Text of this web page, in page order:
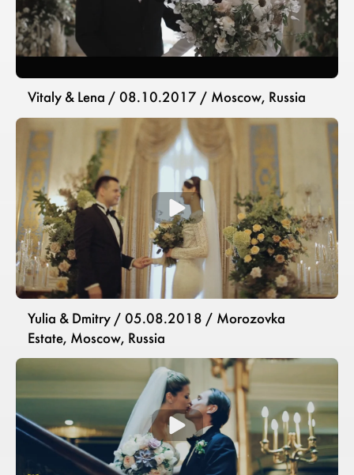
Vitaly & Lena / 08.10.2017 / Moscow, Russia
Yulia & Dmitry / 05.08.2018 / Morozovka
Estate, Moscow, Russia